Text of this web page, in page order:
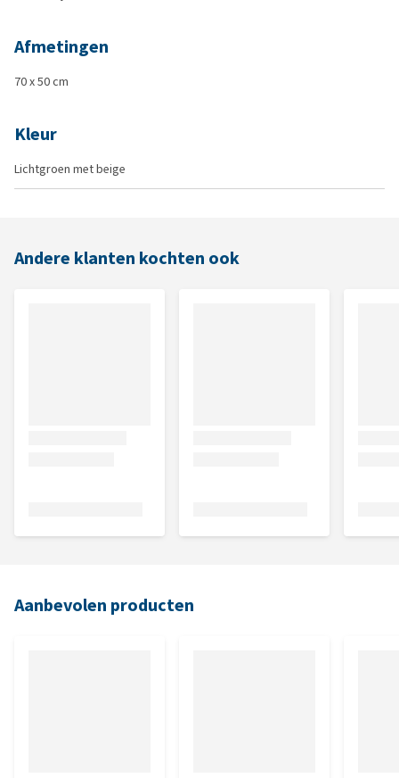
Afmetingen
70 x 50 cm
Kleur
Lichtgroen met beige
Andere klanten kochten ook
Aanbevolen producten